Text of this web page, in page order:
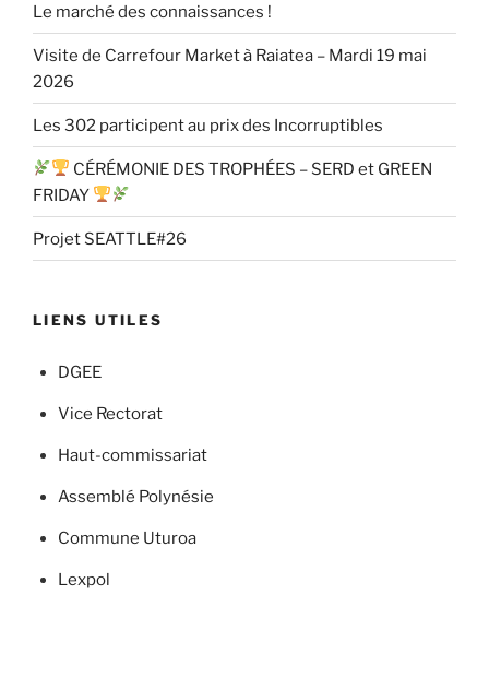
Le marché des connaissances !
Visite de Carrefour Market à Raiatea – Mardi 19 mai
2026
Les 302 participent au prix des Incorruptibles
CÉRÉMONIE DES TROPHÉES – SERD et GREEN
FRIDAY
Projet SEATTLE#26
LIENS UTILES
DGEE
Vice Rectorat
Haut-commissariat
Assemblé Polynésie
Commune Uturoa
Lexpol